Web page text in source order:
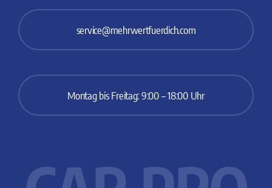
service@mehrwertfuerdich.com
Montag bis Freitag: 9:00 – 18:00 Uhr